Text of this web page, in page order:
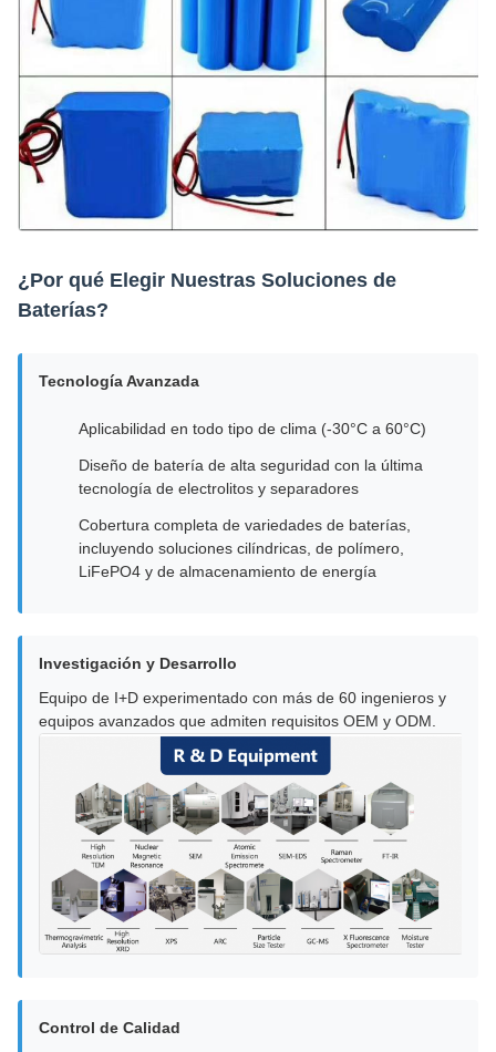
¿Por qué Elegir Nuestras Soluciones de
Baterías?
Tecnología Avanzada
Aplicabilidad en todo tipo de clima (-30°C a 60°C)
Diseño de batería de alta seguridad con la última
tecnología de electrolitos y separadores
Cobertura completa de variedades de baterías,
incluyendo soluciones cilíndricas, de polímero,
LiFePO4 y de almacenamiento de energía
Investigación y Desarrollo
Equipo de I+D experimentado con más de 60 ingenieros y
equipos avanzados que admiten requisitos OEM y ODM.
Control de Calidad